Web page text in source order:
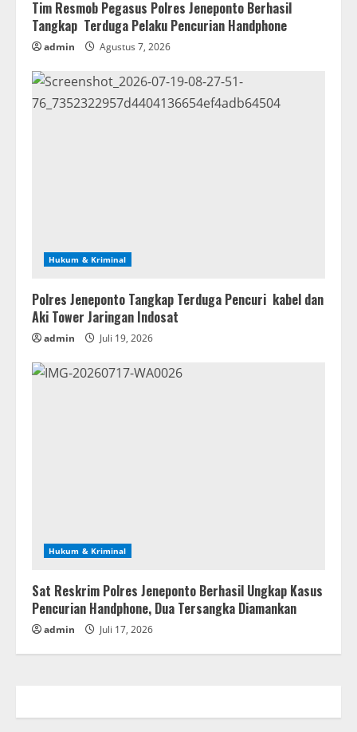
Tim Resmob Pegasus Polres Jeneponto Berhasil
Tangkap Terduga Pelaku Pencurian Handphone
admin Agustus 7, 2026
Hukum & Kriminal
Polres Jeneponto Tangkap Terduga Pencuri kabel dan
Aki Tower Jaringan Indosat
admin Juli 19, 2026
Hukum & Kriminal
Sat Reskrim Polres Jeneponto Berhasil Ungkap Kasus
Pencurian Handphone, Dua Tersangka Diamankan
admin Juli 17, 2026